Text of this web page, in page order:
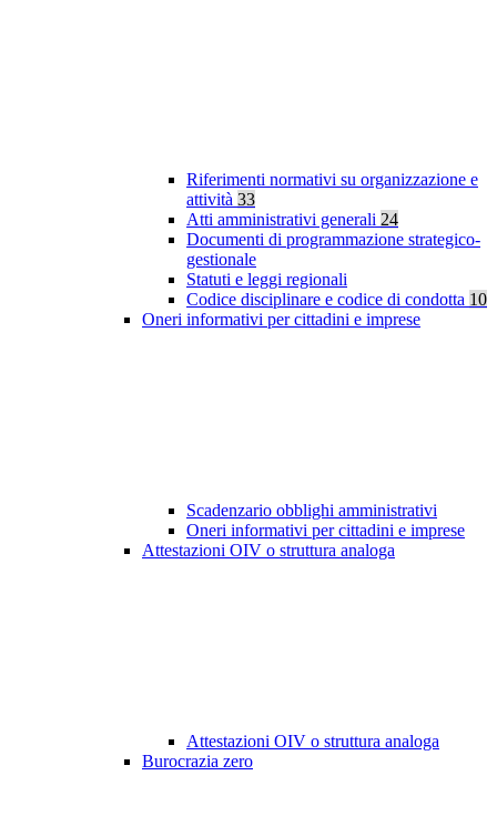
Riferimenti normativi su organizzazione e
attività 33
Atti amministrativi generali 24
Documenti di programmazione strategico-
gestionale
Statuti e leggi regionali
Codice disciplinare e codice di condotta 10
Oneri informativi per cittadini e imprese
Scadenzario obblighi amministrativi
Oneri informativi per cittadini e imprese
Attestazioni OIV o struttura analoga
Attestazioni OIV o struttura analoga
Burocrazia zero